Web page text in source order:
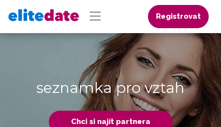
Registrovat
seznamka pro vztah
Chci si najít partnera